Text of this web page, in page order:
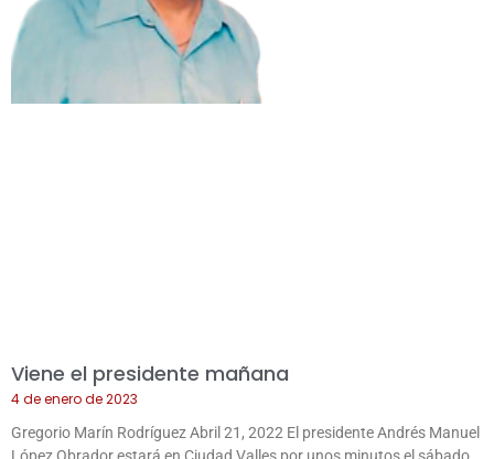
Viene el presidente mañana
4 de enero de 2023
Gregorio Marín Rodríguez Abril 21, 2022 El presidente Andrés Manuel